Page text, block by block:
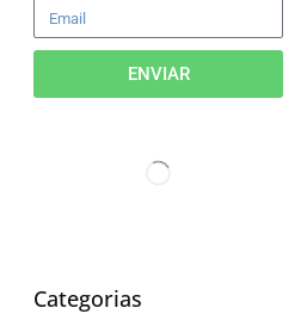
ENVIAR
Categorias